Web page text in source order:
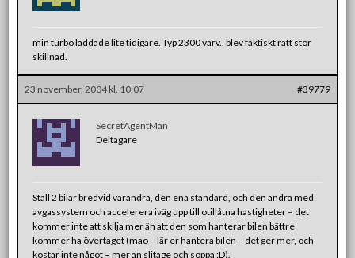
min turbo laddade lite tidigare. Typ 2300 varv.. blev faktiskt rätt stor
skillnad.
23 november, 2004 kl. 10:07 #39779
SecretAgentMan
Deltagare
Ställ 2 bilar bredvid varandra, den ena standard, och den andra med
avgassystem och accelerera iväg upp till otillåtna hastigheter – det
kommer inte att skilja mer än att den som hanterar bilen bättre
kommer ha övertaget (mao – lär er hantera bilen – det ger mer, och
kostar inte något – mer än slitage och soppa :D).